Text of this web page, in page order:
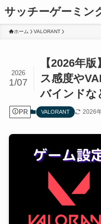
サッチーゲーミン
ホーム VALORANT
【2026年
ス感度や
バインドな
2026
1/07
PR VALORANT 2026